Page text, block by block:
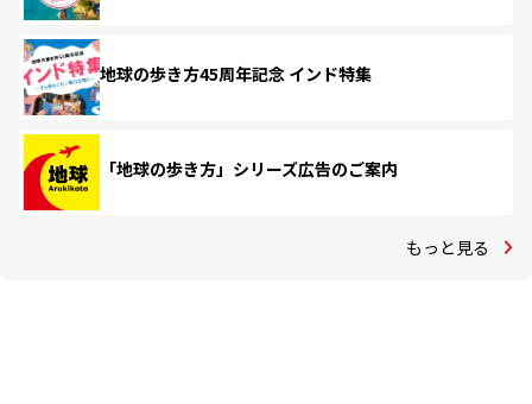
地球の歩き方45周年記念 インド特集
「地球の歩き方」シリーズ広告のご案内
もっと見る